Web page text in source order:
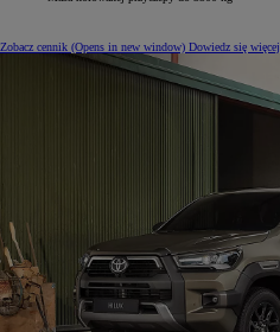
Zobacz cennik (Opens in new window) Dowiedz się więcej